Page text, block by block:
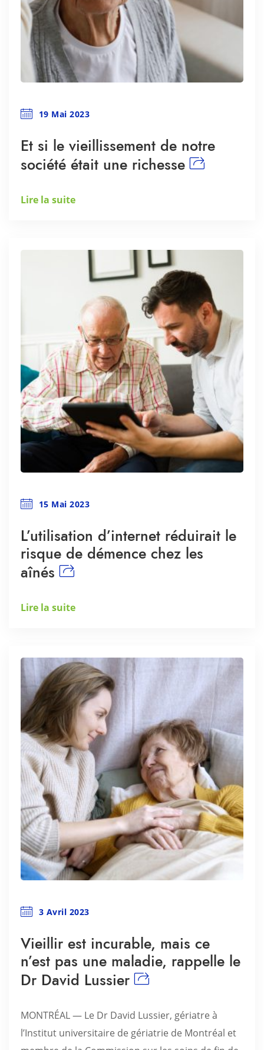
19 Mai 2023
Et si le vieillissement de notre
société était une richesse
Lire la suite
15 Mai 2023
L’utilisation d’internet réduirait le
risque de démence chez les
aînés
Lire la suite
3 Avril 2023
Vieillir est incurable, mais ce
n’est pas une maladie, rappelle le
Dr David Lussier
MONTRÉAL — Le Dr David Lussier, gériatre à
l’Institut universitaire de gériatrie de Montréal et